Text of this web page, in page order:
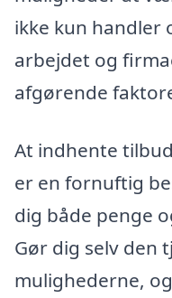
ikke kun handler
arbejdet og
afgørende
At indhente
er en fornuftig
dig både penge
Gør dig selv den
mulighederne,